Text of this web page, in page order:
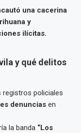
una cacerina
y
ilícitas.
y qué delitos
registros policiales
denuncias en
la banda “Los